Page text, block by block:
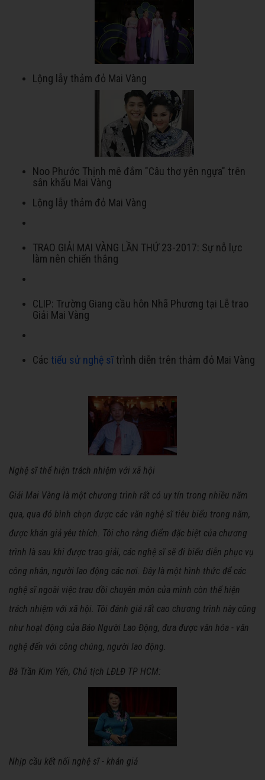
Lộng lẫy thảm đỏ Mai Vàng
Noo Phước Thịnh mê đắm "Câu thơ yên ngựa" trên
sân khấu Mai Vàng
Lộng lẫy thảm đỏ Mai Vàng
TRAO GIẢI MAI VÀNG LẦN THỨ 23-2017: Sự nỗ lực
làm nên chiến thắng
CLIP: Trường Giang cầu hôn Nhã Phương tại Lễ trao
Giải Mai Vàng
Các tiểu sử nghệ sĩtrình diễn trên thảm đỏ Mai Vàng
Nghệ sĩ thể hiện trách nhiệm với xã hội
Giải Mai Vàng là một chương trình rất có uy tín trong nhiều năm
qua, qua đó bình chọn được các văn nghệ sĩ tiêu biểu trong năm,
được khán giả yêu thích. Tôi cho rằng điểm đặc biệt của chương
trình là sau khi được trao giải, các nghệ sĩ sẽ đi biểu diễn phục vụ
công nhân, người lao động các nơi. Đây là một hình thức để các
nghệ sĩ ngoài việc trau dồi chuyên môn của mình còn thể hiện
trách nhiệm với xã hội. Tôi đánh giá rất cao chương trình này cũng
như hoạt động của Báo Người Lao Động, đưa được văn hóa - văn
nghệ đến với công chúng, người lao động.
Bà Trần Kim Yến, Chủ tịch LĐLĐ TP HCM:
Nhịp cầu kết nối nghệ sĩ - khán giả